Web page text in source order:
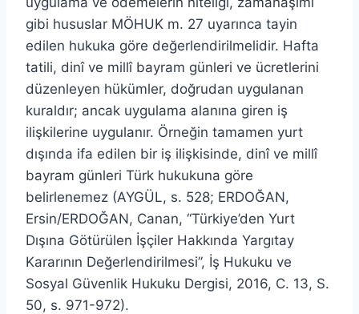
gibi hususlar MÖHUK m. 27 uyarınca tayin
edilen hukuka göre değerlendirilmelidir. Hafta
tatili, dinî ve millî bayram günleri ve ücretlerini
düzenleyen hükümler, doğrudan uygulanan
kuraldır; ancak uygulama alanına giren iş
ilişkilerine uygulanır. Örneğin tamamen yurt
dışında ifa edilen bir iş ilişkisinde, dinî ve millî
bayram günleri Türk hukukuna göre
belirlenemez (AYGÜL, s. 528; ERDOĞAN,
Ersin/ERDOĞAN, Canan, “Türkiye’den Yurt
Dışına Götürülen İşçiler Hakkında Yargıtay
Kararının Değerlendirilmesi”, İş Hukuku ve
Sosyal Güvenlik Hukuku Dergisi, 2016, C. 13, S.
50, s. 971-972).